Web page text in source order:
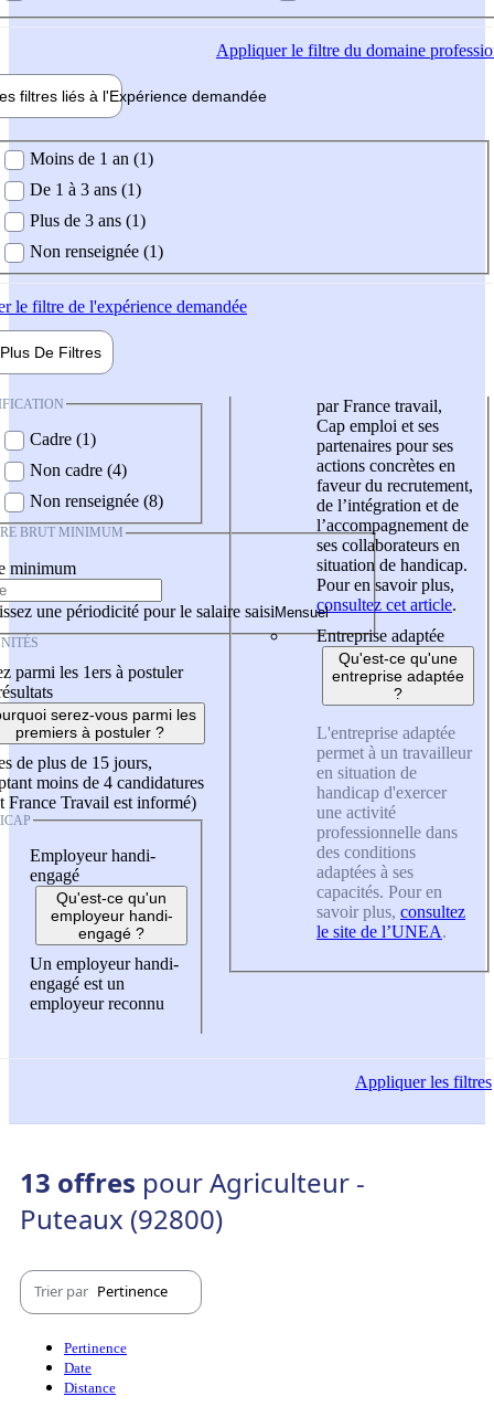
Appliquerle filtre du domaine
filtres liés à l'Expérience demandée
demandée
Moins de 1 an (1)
De 1 à 3 ans (1)
Plus de 3 ans (1)
Non renseignée (1)
le filtre de l'expérience demandée
Plus De Filtres
Cadre (1)
Non cadre (4)
Non renseignée (8)
BRUT MINIMUM
minimum
une périodicité pour le salaire saisi
parmi les 1ers à postuler
serez-vous parmi les
premiers à postuler ?
de plus de 15 jours,
moins de 4 candidatures
France Travail est informé)
Employeur handi-
engagé
Qu'est-ce qu'un
employeur handi-
engagé ?
Un employeur handi-
engagé est un
employeur reconnu
par France travail,
Cap emploi et ses
partenaires pour ses
actions concrètes en
faveur du recrutement,
de l’intégration et de
l’accompagnement de
ses collaborateurs en
situation de handicap.
Pour en savoir plus,
consultez cet article.
Entreprise adaptée
Qu'est-ce qu'une
entreprise adaptée
?
L'entreprise adaptée
permet à un travailleur
en situation de
handicap d'exercer
une activité
professionnelle dans
des conditions
adaptées à ses
capacités. Pour en
savoir plus, consultez
le site de l’UNEA.
Appliquerles filtres
13 offres pour Agriculteur -
Puteaux (92800)
Trier par Pertinence
Pertinence
Date
Distance